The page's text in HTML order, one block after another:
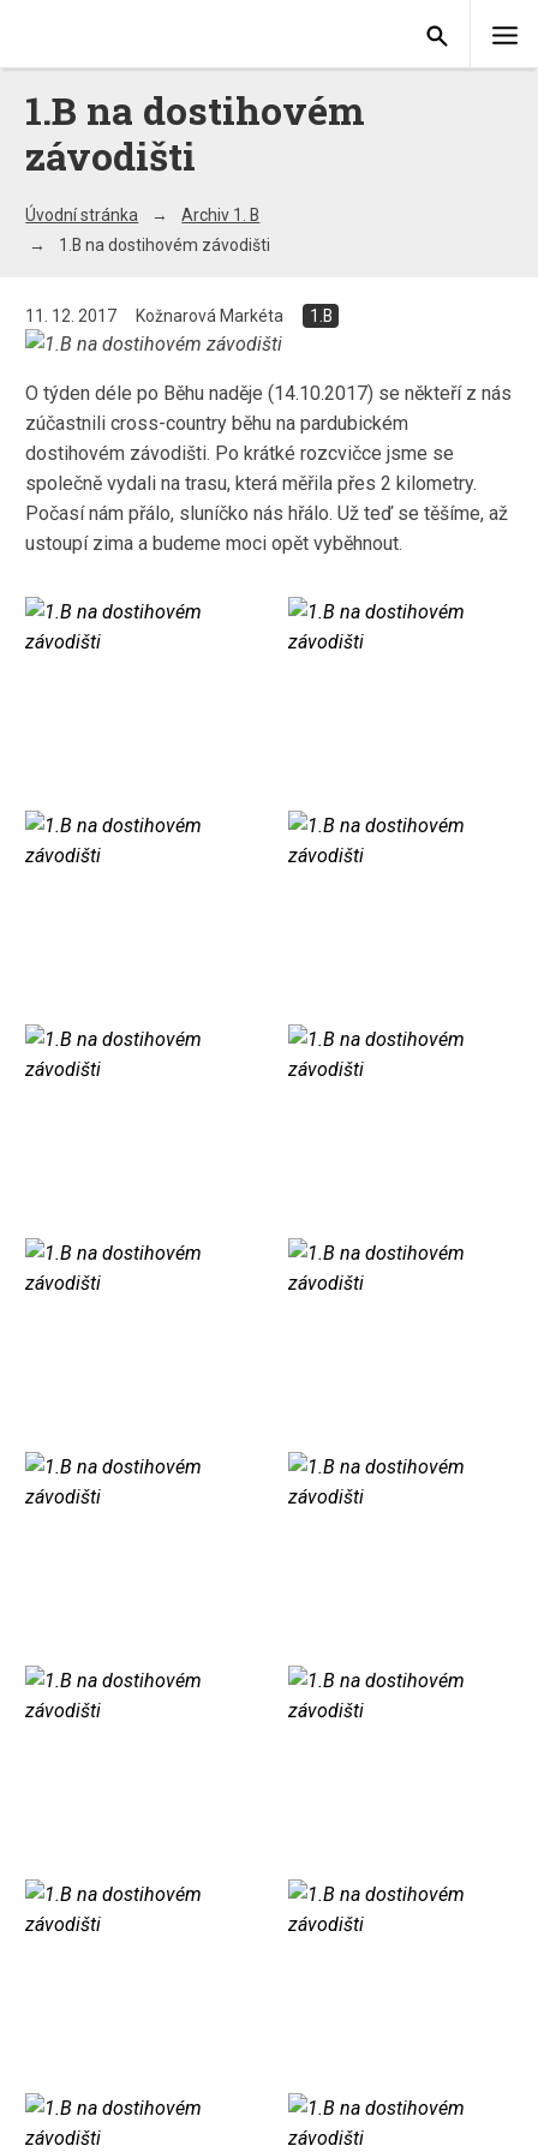
1.B na dostihovém
závodišti
Úvodní stránka
Archiv 1. B
1.B na dostihovém závodišti
11. 12. 2017 Kožnarová Markéta 1.B
O týden déle po Běhu naděje (14.10.2017) se někteří z nás
zúčastnili cross-country běhu na pardubickém
dostihovém závodišti. Po krátké rozcvičce jsme se
společně vydali na trasu, která měřila přes 2 kilometry.
Počasí nám přálo, sluníčko nás hřálo. Už teď se těšíme, až
ustoupí zima a budeme moci opět vyběhnout.